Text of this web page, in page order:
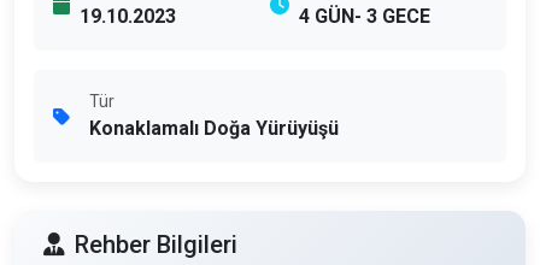
19.10.2023 4 GÜN- 3 GECE
Tür
Konaklamalı Doğa Yürüyüşü
Rehber Bilgileri